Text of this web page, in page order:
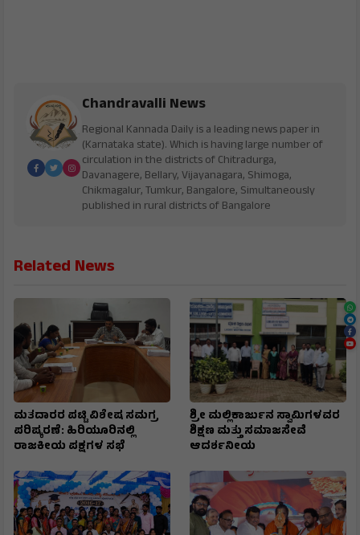
Chandravalli News
Regional Kannada Daily is a leading news paper in
(Karnataka state). Which is having large number of
circulation in the districts of Chitradurga,
Davanagere, Bellary, Vijayanagara, Shimoga,
Chikmagalur, Tumkur, Bangalore, Simultaneously
published in rural districts of Bangalore
Related News
ಮತದಾರರ ಪಟ್ಟಿ ವಿಶೇಷ ಸಮಗ್ರ
ಪರಿಷ್ಕರಣೆ: ಹಿರಿಯೂರಿನಲ್ಲಿ
ರಾಜಕೀಯ ಪಕ್ಷಗಳ ಸಭೆ
ಶ್ರೀ ಮಲ್ಲಿಕಾರ್ಜುನ ಸ್ವಾಮಿಗಳವರ
ಶಿಕ್ಷಣ ಮತ್ತು ಸಮಾಜಸೇವೆ
ಆದರ್ಶನೀಯ